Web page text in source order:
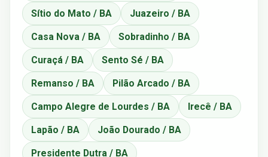
Sítio do Mato / BA Juazeiro / BA
Casa Nova / BA Sobradinho / BA
Curaçá / BA Sento Sé / BA
Remanso / BA Pilão Arcado / BA
Campo Alegre de Lourdes / BA Irecê / BA
Lapão / BA João Dourado / BA
Presidente Dutra / BA